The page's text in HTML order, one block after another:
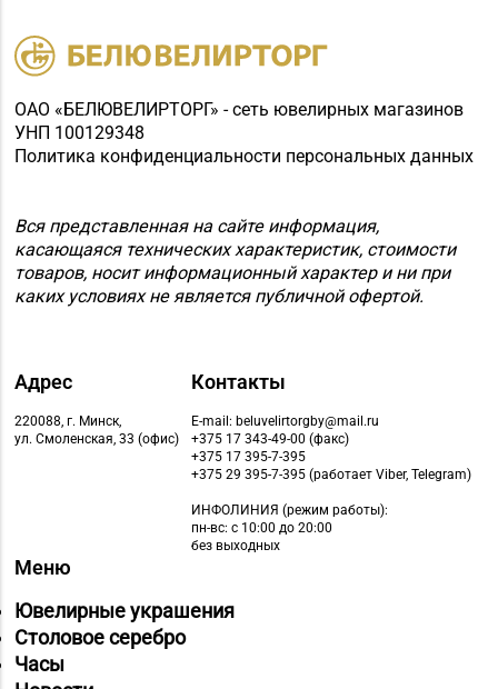
ОАО «БЕЛЮВЕЛИРТОРГ» - сеть ювелирных магазинов
УНП 100129348
Политика конфиденциальности персональных данных
Вся представленная на сайте информация,
касающаяся технических характеристик, стоимости
товаров, носит информационный характер и ни при
каких условиях не является публичной офертой.
Адрес
220088, г. Минск,
ул. Смоленская, 33 (офис)
Контакты
E-mail: beluvelirtorgby@mail.ru
+375 17 343-49-00 (факс)
+375 17 395-7-395
+375 29 395-7-395 (работает Viber, Telegram)
ИНФОЛИНИЯ (режим работы):
пн-вс: с 10:00 до 20:00
без выходных
Меню
Ювелирные украшения
Столовое серебро
Часы